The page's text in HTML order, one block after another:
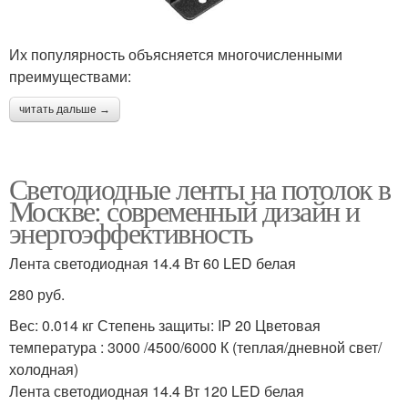
Их популярность объясняется многочисленными
преимуществами:
читать дальше →
Светодиодные ленты на потолок в
Москве: современный дизайн и
энергоэффективность
Лента светодиодная 14.4 Вт 60 LED белая
280 руб.
Вес: 0.014 кг Степень защиты: IP 20 Цветовая
температура : 3000 /4500/6000 К (теплая/дневной свет/
холодная)
Лента светодиодная 14.4 Вт 120 LED белая